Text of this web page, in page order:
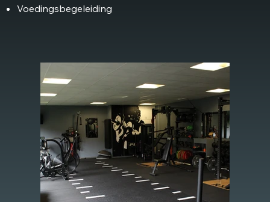
Voedingsbegeleiding